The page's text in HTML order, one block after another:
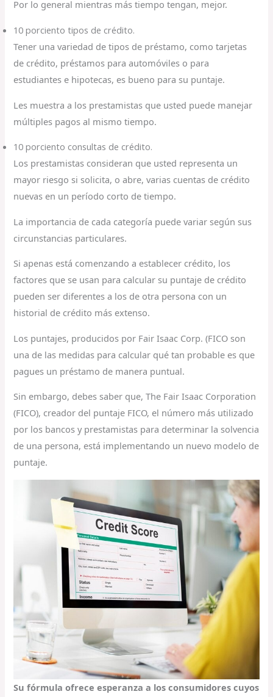
Por lo general mientras más tiempo tengan, mejor.
10 porciento tipos de crédito.
Tener una variedad de tipos de préstamo, como tarjetas
de crédito, préstamos para automóviles o para
estudiantes e hipotecas, es bueno para su puntaje.
Les muestra a los prestamistas que usted puede manejar
múltiples pagos al mismo tiempo.
10 porciento consultas de crédito.
Los prestamistas consideran que usted representa un
mayor riesgo si solicita, o abre, varias cuentas de crédito
nuevas en un período corto de tiempo.
La importancia de cada categoría puede variar según sus
circunstancias particulares.
Si apenas está comenzando a establecer crédito, los
factores que se usan para calcular su puntaje de crédito
pueden ser diferentes a los de otra persona con un
historial de crédito más extenso.
Los puntajes, producidos por Fair Isaac Corp. (FICO son
una de las medidas para calcular qué tan probable es que
pagues un préstamo de manera puntual.
Sin embargo, debes saber que, The Fair Isaac Corporation
(FICO), creador del puntaje FICO, el número más utilizado
por los bancos y prestamistas para determinar la solvencia
de una persona, está implementando un nuevo modelo de
puntaje.
Su fórmula ofrece esperanza a los consumidores cuyos